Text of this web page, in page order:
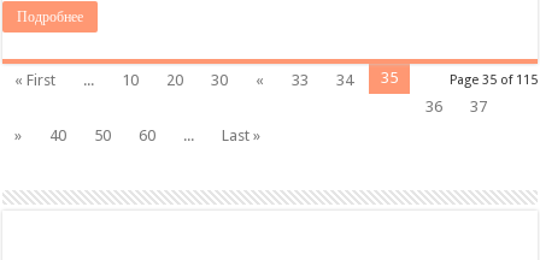
Подробнее
Page 35 of 115
« First ... 10 20 30 « 33 34
35
36
37
»
40 50 60 ... Last »